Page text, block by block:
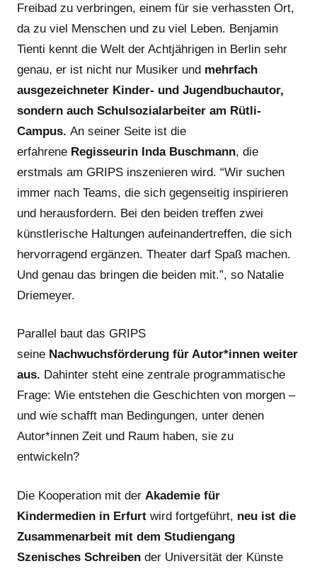
Freibad zu verbringen, einem für sie verhassten Ort,
da zu viel Menschen und zu viel Leben. Benjamin
Tienti kennt die Welt der Achtjährigen in Berlin sehr
genau, er ist nicht nur Musiker und mehrfach
ausgezeichneter Kinder- und Jugendbuchautor,
sondern auch Schulsozialarbeiter am Rütli-
Campus. An seiner Seite ist die
erfahrene Regisseurin Inda Buschmann, die
erstmals am GRIPS inszenieren wird. “Wir suchen
immer nach Teams, die sich gegenseitig inspirieren
und herausfordern. Bei den beiden treffen zwei
künstlerische Haltungen aufeinandertreffen, die sich
hervorragend ergänzen. Theater darf Spaß machen.
Und genau das bringen die beiden mit.”, so Natalie
Driemeyer.
Parallel baut das GRIPS
seine Nachwuchsförderung für Autor*innen weiter
aus. Dahinter steht eine zentrale programmatische
Frage: Wie entstehen die Geschichten von morgen –
und wie schafft man Bedingungen, unter denen
Autor*innen Zeit und Raum haben, sie zu
entwickeln?
Die Kooperation mit der Akademie für
Kindermedien in Erfurt wird fortgeführt, neu ist die
Zusammenarbeit mit dem Studiengang
Szenisches Schreiben der Universität der Künste